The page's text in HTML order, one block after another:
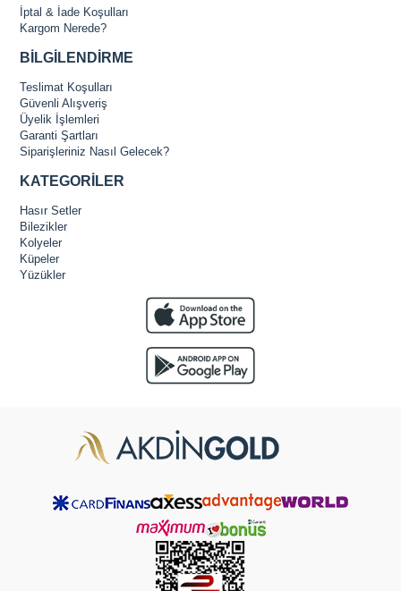
İptal & İade Koşulları
Kargom Nerede?
BİLGİLENDİRME
Teslimat Koşulları
Güvenli Alışveriş
Üyelik İşlemleri
Garanti Şartları
Siparişleriniz Nasıl Gelecek?
KATEGORİLER
Hasır Setler
Bilezikler
Kolyeler
Küpeler
Yüzükler